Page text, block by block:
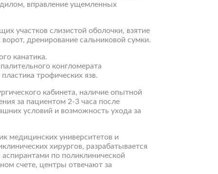
вправление ущемленных
участков слизистой оболочки, взятие
дренирование сальниковой сумки.
канатика.
конгломерата
трофических язв.
кабинета, наличие опытной
за пациентом 2-3 часа после
условий и возможность ухода за
медицинских университетов и
хирургов, разрабатывается
по поликлинической
счете, центры отвечают за